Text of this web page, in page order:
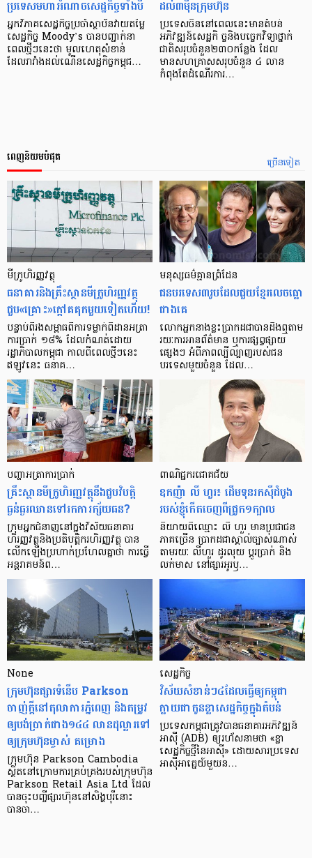
ប្រទេសមហាអំណាចសេដ្ឋកិច្ចទាំងបី
អ្នកវិភាគ​សេដ្ឋកិច្ច​ប្រចាំ​​​ស្ថាប័នវាយតម្លៃ
សេដ្ឋកិច្ច Moody’s បានបញ្ជាក់នា​
ពេលថ្មីៗនេះ​ថា មូលហេតុសំខាន់
ដែលរារាំងដល់ណើនសេដ្ឋកិច្ចកម្ពុជ…
ដល់៣ម៉ឺនក្រុមហ៊ុន
ប្រទេសចិននៅពេលនេះមានតំបន់
អភិវឌ្ឍន៍សេដ្ឋកិ ច្ចនិងបច្ចេកវិទ្យាថ្នាក់
ជាតិសរុបចំនួន២៣០កន្លែង ដែល
មានសហគ្រាសសរុបចំនួន ៤ លាន
កំពុងតែដំណើរការ…
ច្រើនទៀត
ពេញនិយមបំផុត
មីក្រូ​ហិរញ្ញវត្ថុ
ធនាគារ​និង​គ្រឹះស្ថាន​មីក្រូ​ហិរញ្ញវត្ថុ​
ជួប«គ្រោះ»ក្តៅ​គគុក​មួយ​ទៀត​ហើយ!
បន្ទាប់​ពី​រង​សម្ពាធ​​ពី​ការ​ទម្លាក់​ពិដាន​អត្រា​
ការ​ប្រាក់ ១៨​% ដែល​កំណត់​ដោយ​
រដ្ឋាភិបាល​កម្ពុជា កាល​ពី​ពេល​ថ្មីៗ​នេះ
ឥឡូវ​នេះ ធនាគ…
មនុស្ស​ធម៌​គ្មាន​ព្រំដែន
ជន​បរទេស​៣​រូប​ដែល​ជួយ​ខ្មែរ​លេច​ធ្លោ​
ជាង​គេ
លោកអ្នក​នាង​ខ្លះ​ប្រាកដ​ជា​បាន​​ដឹង​ឮ​តាម​
រយៈ​ការ​អាន​ព័ត៌មាន ឬ​ការ​ផ្សព្វផ្សាយ​
ផ្សេងៗ អំពី​ភាព​ល្បីល្បាញ​របស់​ជន​
បរទេស​មួយ​ចំនួន ដែល…
បញ្ហា​អត្រា​ការប្រាក់
គ្រឹះស្ថាន​មីក្រូ​ហិរញ្ញវត្ថុ​នឹង​ជួប​វិបត្តិ​
ធ្ងន់ធ្ងរ​ឈាន​ទៅ​រក​ការ​ក្ស័យធន?
ក្រុម​អ្នក​ជំនាញ​នៅ​ក្នុង​វិស័យ​ធនាគារ
ហិរញ្ញវត្ថុ​និង​ប្រតិបត្តិករ​ហិរញ្ញ​វត្ថុ បាន​​
លើក​ឡើង​ប្រហាក់​ប្រហែល​គ្នា​ថា ការ​ធ្វើ​
អន្តរាគមន៍​ព…
ពាណិជ្ជករជោគជ័យ
ឧកញ៉ា លី ហួរ៖ ដើមទុនរកស៊ីដំបូង
របស់ខ្ញុំកើតចេញពីជ្រូក១ក្បាល
និយាយ​ពី​ឈ្មោះ លី ហួរ មាន​ប្រជាជន​
ភាគ​ច្រើន ប្រាកដ​ជា​ស្គាល់​ច្បាស់​ណាស់
តាមរយៈ លីហួរ ដូរ​លុយ ប្តូរ​បា្រក់ និង​
លក់​មាស នៅ​ផ្សារ​អូរ​ឫ…
None
ក្រុមហ៊ុនផ្សារទំនើប Parkson
ចាញ់ក្ដីនៅតុលាការភ្នំពេញ និងតម្រូវ
ឲ្យបង់ប្រាក់ជាង១៤៤ លានដុល្លារទៅ
ឲ្យក្រុមហ៊ុនម្ចាស់ គម្រោង
ក្រុមហ៊ុន Parkson Cambodia
ស្ថិតនៅក្រោមការគ្រប់គ្រងរបស់ក្រុមហ៊ុន
Parkson Retail Asia Ltd ដែល
បានចុះបញ្ចីផ្សារហ៊ុននៅសិង្ហបុរីនោះ
បានចា…
សេដ្ឋកិច្ច​
វិស័យ​សំខាន់ៗ​៤​ដែល​ធ្វើ​ឲ្យ​កម្ពុជា​
ក្លាយ​ជា​កូន​ខ្លា​សេដ្ឋកិច្ច​ក្នុង​តំបន់
ប្រទេស​កម្ពុជា​ត្រូវ​បាន​ធនាគារ​អភិវឌ្ឍន៍​
អាស៊ី (ADB) ឲ្យ​រហ័ស​នាមថា «ខ្លា​
សេដ្ឋកិច្ច​ថ្មី​នៃ​អាស៊ី» ដោយសារ​ប្រទេស​
អាស៊ី​អាគ្នេយ៍​មួយ​ន…